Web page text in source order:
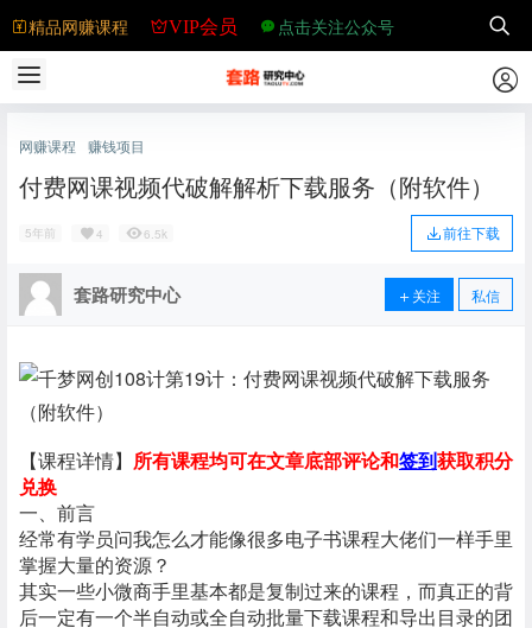
精品网赚课程 VIP会员 点击关注公众号
网赚课程 赚钱项目
付费网课视频代破解解析下载服务（附软件）
5年前 4 6.5k 前往下载
套路研究中心 关注 私信
【课程详情】 所有课程均可在文章底部评论和签到获取积分
兑换
一、前言
经常有学员问我怎么才能像很多电子书课程大佬们一样手里
掌握大量的资源？
其实一些小微商手里基本都是复制过来的课程，而真正的背
后一定有一个半自动或全自动批量下载课程和导出目录的团